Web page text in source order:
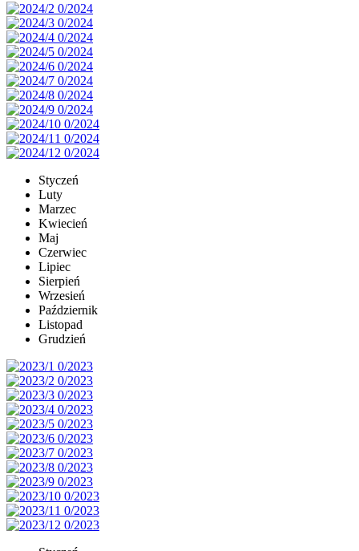
Styczeń
Luty
Marzec
Kwiecień
Maj
Czerwiec
Lipiec
Sierpień
Wrzesień
Październik
Listopad
Grudzień